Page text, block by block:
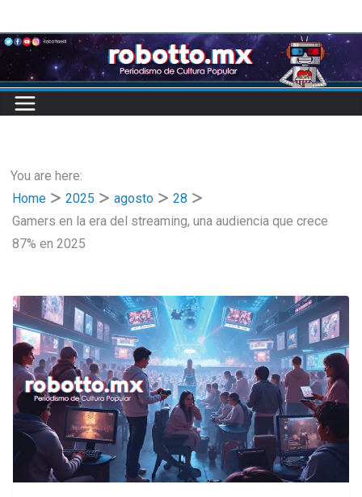
to
content
You are here:
Home
2025 agosto
28
Gamers en la era del streaming, una audiencia que crece
87% en 2025